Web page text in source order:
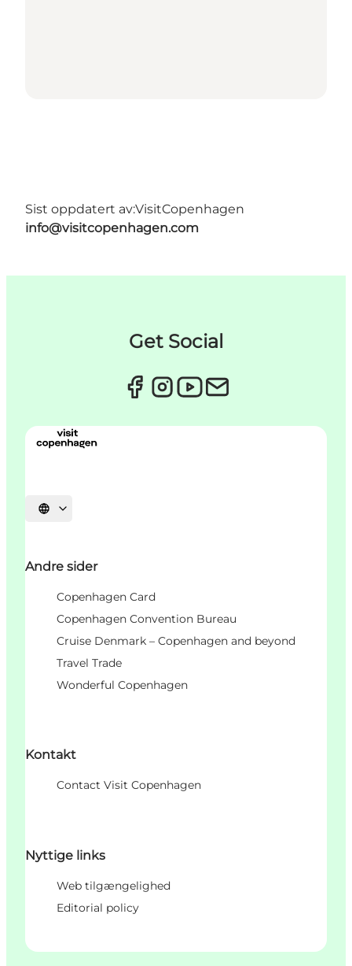
Sist oppdatert av:VisitCopenhagen
info@visitcopenhagen.com
Get Social
Velg språk
Andre sider
Copenhagen Card
Copenhagen Convention Bureau
Cruise Denmark – Copenhagen and beyond
Travel Trade
Wonderful Copenhagen
Kontakt
Contact Visit Copenhagen
Nyttige links
Web tilgængelighed
Editorial policy